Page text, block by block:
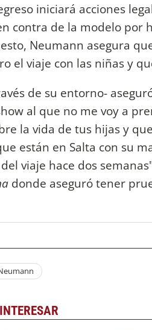
iniciará acciones
contra de la modelo por
Neumann asegura
el viaje con las niñas y
de su entorno-
al que no me voy a
la vida de tus hijas y
están en Salta con su
viaje hace dos
donde aseguró tener